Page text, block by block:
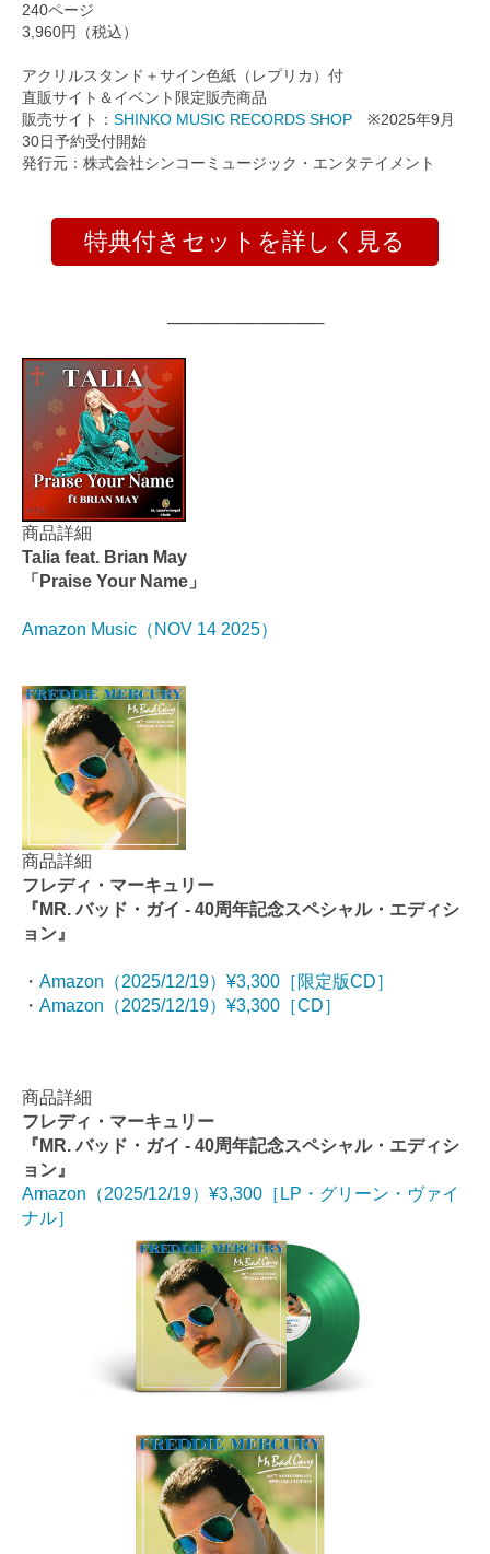
240ページ
3,960円（税込）
アクリルスタンド＋サイン色紙（レプリカ）付
直販サイト＆イベント限定販売商品
販売サイト： SHINKO MUSIC RECORDS SHOP ※2025年9月
30日予約受付開始
発行元：株式会社シンコーミュージック・エンタテイメント
特典付きセットを詳しく見る
─────────────
商品詳細
Talia feat. Brian May
「Praise Your Name」
Amazon Music（NOV 14 2025）
商品詳細
フレディ・マーキュリー
『MR. バッド・ガイ - 40周年記念スペシャル・エディシ
ョン』
・ Amazon（2025/12/19）¥3,300［限定版CD］
・ Amazon（2025/12/19）¥3,300［CD］
商品詳細
フレディ・マーキュリー
『MR. バッド・ガイ - 40周年記念スペシャル・エディシ
ョン』
Amazon（2025/12/19）¥3,300［LP・グリーン・ヴァイ
ナル］